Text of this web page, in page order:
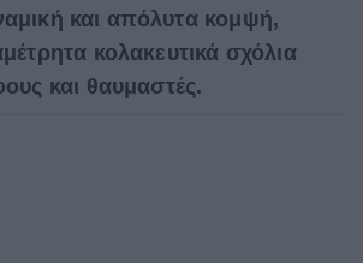
και απόλυτα κομψή,
κολακευτικά σχόλια
και θαυμαστές.